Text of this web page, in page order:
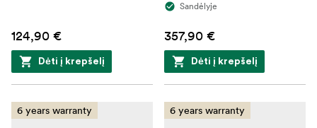
124,90 €
Dėti į krepšelį
Sandėlyje
357,90 €
Dėti į krepšelį
6 years warranty 6 years warranty